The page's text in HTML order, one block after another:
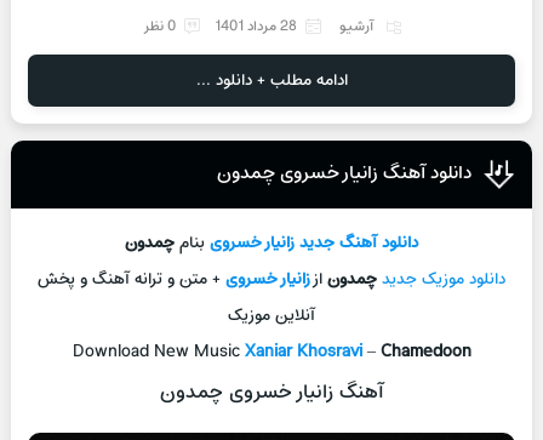
آرشیو 28 مرداد 1401 0 نظر
ادامه مطلب + دانلود ...
دانلود آهنگ زانیار خسروی چمدون
دانلود آهنگ جديدزانیار خسرویبنامچمدون
دانلود موزیک جديدچمدوناززانیار خسروی+ متن و ترانه آهنگ و پخش
آنلاين موزيک
Download New MusicXaniar Khosravi–Chamedoon
آهنگ زانیار خسروی چمدون